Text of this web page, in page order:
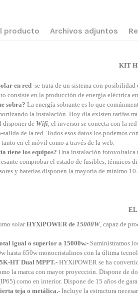
producto Archivos adjuntos
KIT
en redse trata de un sistema con posibilidad
consiste en la producción de energía eléctrica
sobra? La energía sobrante es lo que
la instalación. Hoy día existen tarifas
disponer de Wifi, el inversor se conecta con la
de la red. Todos esos datos los podemos
en el móvil como a través de la web.
tiene los equipos? Una instalación fotovoltaica
comprobar el estado de fusibles,
y baterías disponen la mayoría de mínimo 10
EL
solarHYXiPOWER de 15000W, capaz de
igual o superior a 15000w.-Suministramos
hasta 650w monocristalinos con la última
HT Dual MPPT.-HYXiPOWER se ha
la marca con mayor proyección. Dispone de
como en interior. Dispone de 15 años de
teja o metálica.-Incluye la estructura